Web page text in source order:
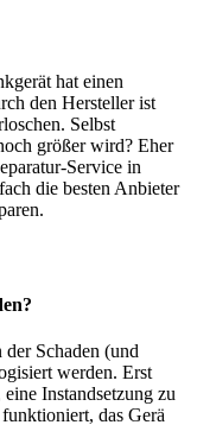
hat einen
den Hersteller ist
Selbst
größer wird? Eher
Service in
die besten Anbieter
Schaden (und
werden. Erst
Instandsetzung zu
das Gerä